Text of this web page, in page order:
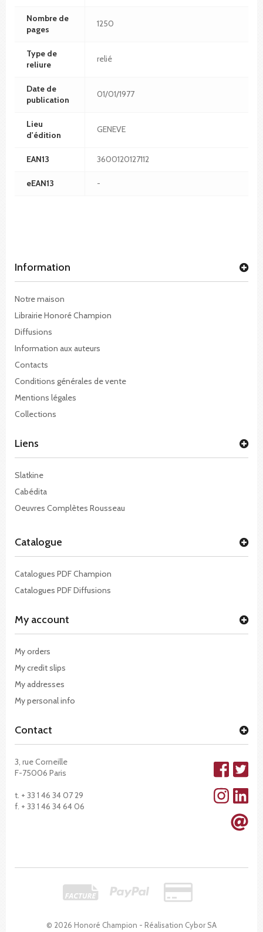
Nombre de
pages
1250
Type de
reliure
relié
Date de
publication
01/01/1977
Lieu
d'édition
GENEVE
EAN13 3600120127112
eEAN13 -
Information
Notre maison
Librairie Honoré Champion
Diffusions
Information aux auteurs
Contacts
Conditions générales de vente
Mentions légales
Collections
© 2026 Honoré Champion - Réalisation Cybor SA
Liens
Slatkine
Cabédita
Oeuvres Complètes Rousseau
Catalogue
Catalogues PDF Champion
Catalogues PDF Diffusions
My account
My orders
My credit slips
My addresses
My personal info
Contact
3, rue Corneille
F-75006 Paris
t. + 33 1 46 34 07 29
f. + 33 1 46 34 64 06